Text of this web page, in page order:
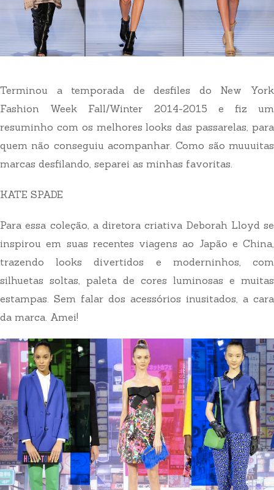
Terminou a temporada de desfiles do New York
Fashion Week Fall/Winter 2014-2015 e fiz um
resuminho com os melhores looks das passarelas, para
quem não conseguiu acompanhar. Como são muuuitas
marcas desfilando, separei as minhas favoritas.
KATE SPADE
Para essa coleção, a diretora criativa Deborah Lloyd se
inspirou em suas recentes viagens ao Japão e China,
trazendo looks divertidos e moderninhos, com
silhuetas soltas, paleta de cores luminosas e muitas
estampas. Sem falar dos acessórios inusitados, a cara
da marca. Amei!